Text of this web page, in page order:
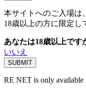
本サイトへのご入場は、
18歳以上の方に限定し
あなたは18歳以上です
いいえ
RE NET is only available